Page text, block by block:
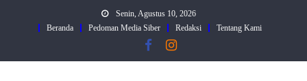
Senin, Agustus 10, 2026
Beranda
Pedoman Media Siber Redaksi Tentang Kami